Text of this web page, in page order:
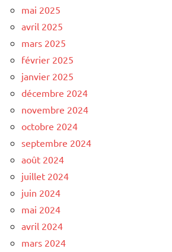
mai 2025
avril 2025
mars 2025
février 2025
janvier 2025
décembre 2024
novembre 2024
octobre 2024
septembre 2024
août 2024
juillet 2024
juin 2024
mai 2024
avril 2024
mars 2024